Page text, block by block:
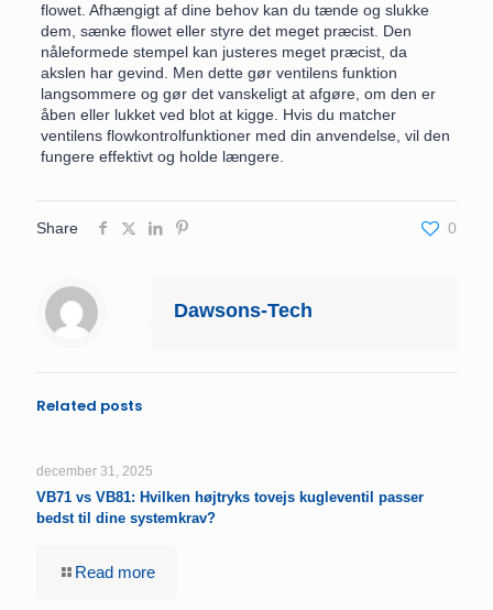
flowet. Afhængigt af dine behov kan du tænde og slukke
dem, sænke flowet eller styre det meget præcist. Den
nåleformede stempel kan justeres meget præcist, da
akslen har gevind. Men dette gør ventilens funktion
langsommere og gør det vanskeligt at afgøre, om den er
åben eller lukket ved blot at kigge. Hvis du matcher
ventilens flowkontrolfunktioner med din anvendelse, vil den
fungere effektivt og holde længere.
Share 0
Dawsons-Tech
Related posts
december 31, 2025
VB71 vs VB81: Hvilken højtryks tovejs kugleventil passer
bedst til dine systemkrav?
Read more